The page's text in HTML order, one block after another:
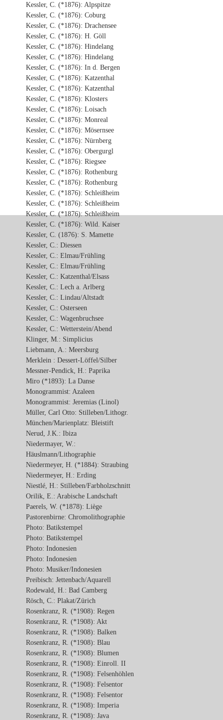
Kessler, C. (*1876): Alpspitze
Kessler, C. (*1876): Coburg
Kessler, C. (*1876): Drachensee
Kessler, C. (*1876): H. Göll
Kessler, C. (*1876): Hindelang
Kessler, C. (*1876): Hindelang
Kessler, C. (*1876): In d. Bergen
Kessler, C. (*1876): Katzenthal
Kessler, C. (*1876): Katzenthal
Kessler, C. (*1876): Klosters
Kessler, C. (*1876): Loisach
Kessler, C. (*1876): Monreal
Kessler, C. (*1876): Mösernsee
Kessler, C. (*1876): Nürnberg
Kessler, C. (*1876): Obergurgl
Kessler, C. (*1876): Riegsee
Kessler, C. (*1876): Rothenburg
Kessler, C. (*1876): Rothenburg
Kessler, C. (*1876): Schleißheim
Kessler, C. (*1876): Schleißheim
Kessler, C. (*1876): Schleißheim
Kessler, C. (*1876): Wild. Kaiser
Kessler, C. (1876): S. Mamette
Kessler, C.: Diessen
Kessler, C.: Elmau/Frühling
Kessler, C.: Elmau/Frühling
Kessler, C.: Katzenthal/Elsass
Kessler, C.: Lech a. Arlberg
Kessler, C.: Lindau/Altstadt
Kessler, C.: Osterseen
Kessler, C.: Wagenbruchsee
Kessler, C.: Wetterstein/Abend
Klinger, M.: Simplicius
Liebmann, A.: Meersburg
Merklein : Dessert-Löffel/Silber
Messner-Pendick, H.: Paprika
Miro (*1893): La Danse
Monogrammist: Azaleen
Monogrammist: Jeremias (Linol)
Müller, Carl Otto: Stilleben/Lithogr.
München/Marienplatz: Bleistift
Nerud, J.K.: Ibiza
Niedermayer, W.:
Häuslmann/Lithographie
Niedermeyer, H. (*1884): Straubing
Niedermeyer, H.: Erding
Niestlé, H.: Stilleben/Farbholzschnitt
Orilik, E.: Arabische Landschaft
Paerels, W. (*1878): Liège
Pastorenbirne: Chromolithographie
Photo: Batikstempel
Photo: Batikstempel
Photo: Indonesien
Photo: Indonesien
Photo: Musiker/Indonesien
Preibisch: Jettenbach/Aquarell
Rodewald, H.: Bad Camberg
Rösch, C.: Plakat/Zürich
Rosenkranz, R. (*1908): Regen
Rosenkranz, R. (*1908): Akt
Rosenkranz, R. (*1908): Balken
Rosenkranz, R. (*1908): Blau
Rosenkranz, R. (*1908): Blumen
Rosenkranz, R. (*1908): Einroll. II
Rosenkranz, R. (*1908): Felsenhöhlen
Rosenkranz, R. (*1908): Felsentor
Rosenkranz, R. (*1908): Felsentor
Rosenkranz, R. (*1908): Imperia
Rosenkranz, R. (*1908): Java